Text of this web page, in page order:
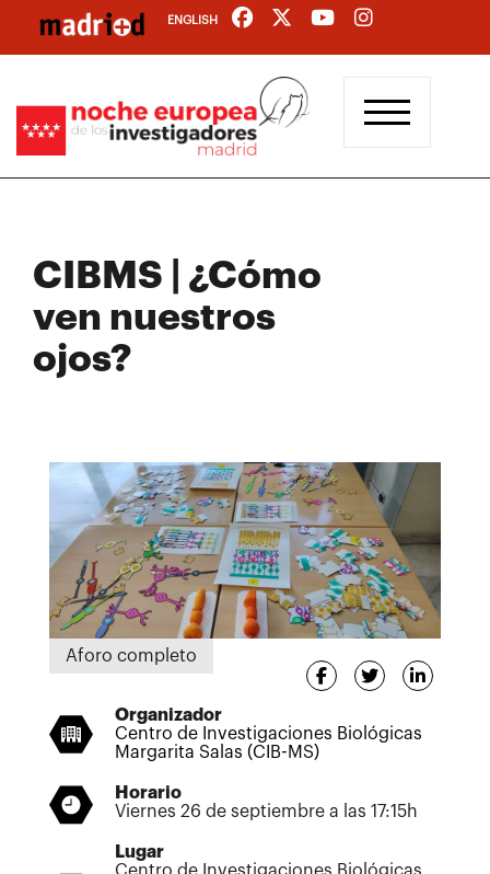
contenido
ENGLISH
CIBMS | ¿Cómo
ven nuestros
ojos?
Aforo completo
Organizador
Centro de Investigaciones Biológicas
Margarita Salas (CIB-MS)
Horario
Viernes 26 de septiembre a las 17:15h
Lugar
Centro de Investigaciones Biológicas